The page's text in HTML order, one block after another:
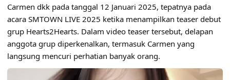
Carmen dkk pada tanggal 12 Januari 2025, tepatnya pada
acara SMTOWN LIVE 2025 ketika menampilkan teaser debut
grup Hearts2Hearts. Dalam video teaser tersebut, delapan
anggota grup diperkenalkan, termasuk Carmen yang
langsung mencuri perhatian banyak orang.